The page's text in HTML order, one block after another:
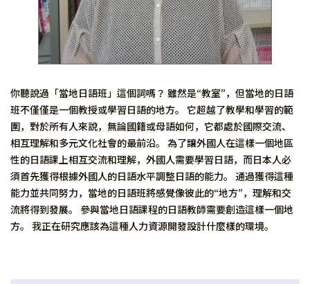
你聽說過「當地日語班」這個詞嗎？ 雖然是“教室”，但當地的日語
班不僅僅是一個教授或學習日語的地方。 它超越了教學和學習的範
圍，對於所有人來說，無論國籍或母語如何，它都處於國際交流、
相互理解和多元文化社會的最前沿。 為了讓外國人在這樣一個地區
性的日語課上相互交流和理解，外國人需要學習日語，而日本人必
須首先獲得根據外國人的日語水平調整日語的能力。 通過獲得這種
能力並共同努力，當地的日語班將感覺像彼此的“地方”，理解和交
流將得到發展。 參與當地日語課程的日語教師需要創造這樣一個地
方。 我正在研究應該為這種人力資源開發設計什麼樣的環境。